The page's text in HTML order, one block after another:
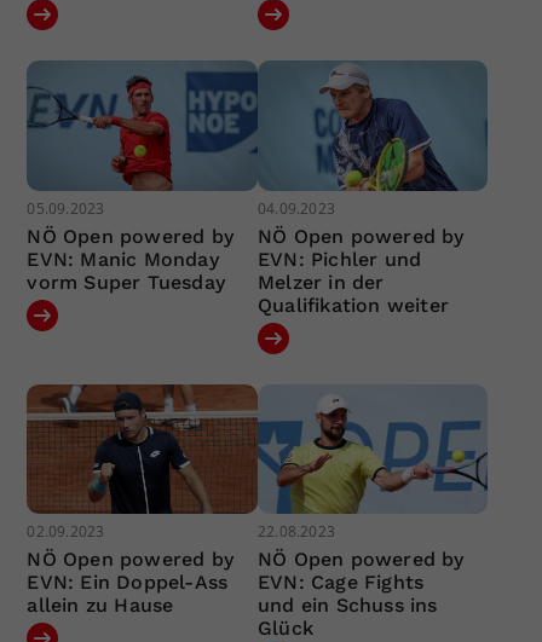
05.09.2023
NÖ Open powered by
EVN: Manic Monday
vorm Super Tuesday
04.09.2023
NÖ Open powered by
EVN: Pichler und
Melzer in der
Qualifikation weiter
02.09.2023
NÖ Open powered by
EVN: Ein Doppel-Ass
allein zu Hause
22.08.2023
NÖ Open powered by
EVN: Cage Fights
und ein Schuss ins
Glück